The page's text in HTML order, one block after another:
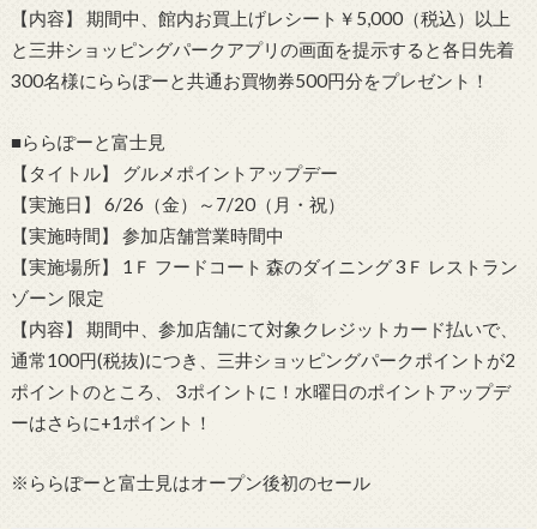
【内容】 期間中、館内お買上げレシート￥5,000（税込）以上
と三井ショッピングパークアプリの画面を提示すると各日先着
300名様にららぽーと共通お買物券500円分をプレゼント！
■ららぽーと富士見
【タイトル】 グルメポイントアップデー
【実施日】 6/26（金）～7/20（月・祝）
【実施時間】 参加店舗営業時間中
【実施場所】 1Ｆ フードコート 森のダイニング 3Ｆ レストラン
ゾーン 限定
【内容】 期間中、参加店舗にて対象クレジットカード払いで、
通常100円(税抜)につき、三井ショッピングパークポイントが2
ポイントのところ、 3ポイントに！水曜日のポイントアップデ
ーはさらに+1ポイント！
※ららぽーと富士見はオープン後初のセール